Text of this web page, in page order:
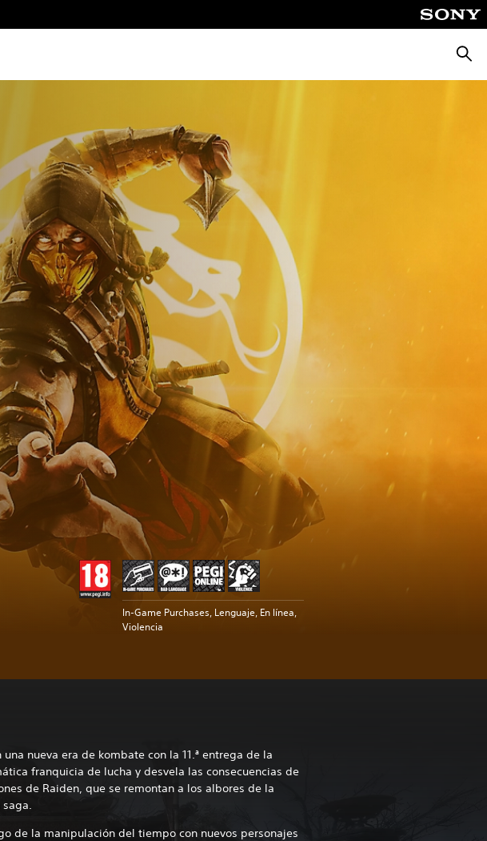
In-Game Purchases, Lenguaje, En línea,
Violencia
una nueva era de kombate con la 11.ª entrega de la
franquicia de lucha y desvela las consecuencias de
de Raiden, que se remontan a los albores de la
de la manipulación del tiempo con nuevos personajes